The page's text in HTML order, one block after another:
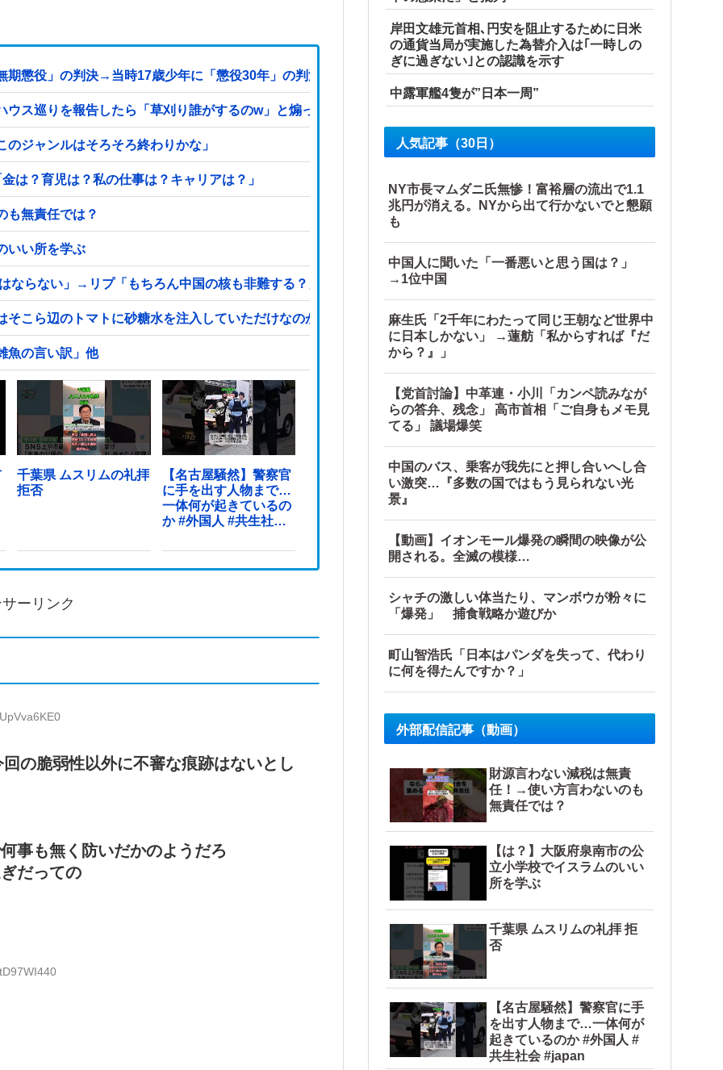
期懲役」の判決→当時17歳少年に「懲役30年」の判決
ウス巡りを報告したら「草刈り誰がするのw」と煽ってきたので…旦那が放った「一言」に義母オロオロｗｗ←嫌味を逆手
ジャンルはそろそろ終わりかな」
は？育児は？私の仕事は？キャリアは？」
も無責任では？
いい所を学ぶ
ならない」→リプ「もちろん中国の核も非難する？」→即ブロック
こら辺のトマトに砂糖水を注入していただけなのが判明して大問題にw
魚の言い訳」他
千葉県 ムスリムの礼拝
拒否
【名古屋騒然】警察官
に手を出す人物まで…
一体何が起きているの
か #外国人 #共生社会
ーリンク
の脆弱性以外に不審な痕跡はないとし
事も無く防いだかのようだろ
だっての
岸田文雄元首相､円安を阻止するために日米
の通貨当局が実施した為替介入は｢一時しの
ぎに過ぎない｣との認識を示す
中露軍艦4隻が”日本一周”
人気記事（30日）
NY市長マムダニ氏無惨！富裕層の流出で1.1
兆円が消える。NYから出て行かないでと懇願
も
中国人に聞いた「一番悪いと思う国は？」
→1位中国
麻生氏「2千年にわたって同じ王朝など世界中
に日本しかない」 →蓮舫「私からすれば『だ
から？』」
【党首討論】中革連・小川「カンペ読みなが
らの答弁、残念」 高市首相「ご自身もメモ見
てる」 議場爆笑
中国のバス、乗客が我先にと押し合いへし合
い激突…『多数の国ではもう見られない光
景』
【動画】イオンモール爆発の瞬間の映像が公
開される。全滅の模様…
シャチの激しい体当たり、マンボウが粉々に
「爆発」 捕食戦略か遊びか
町山智浩氏「日本はパンダを失って、代わり
に何を得たんですか？」
外部配信記事（動画）
財源言わない減税は無責
任！→使い方言わないのも
無責任では？
【は？】大阪府泉南市の公
立小学校でイスラムのいい
所を学ぶ
千葉県 ムスリムの礼拝 拒
否
【名古屋騒然】警察官に手
を出す人物まで…一体何が
起きているのか #外国人 #
共生社会 #japan